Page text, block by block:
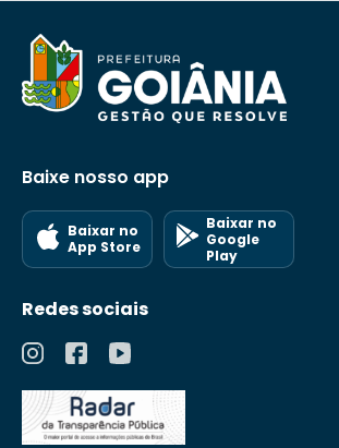
Baixe nosso app
Baixar no
App Store
Baixar no
Google
Play
Redes sociais